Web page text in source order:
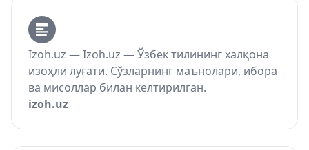
Izoh.uz — Izoh.uz — Ўзбек тилининг халқона
изоҳли луғати. Сўзларнинг маънолари, ибора
ва мисоллар билан келтирилган.
izoh.uz